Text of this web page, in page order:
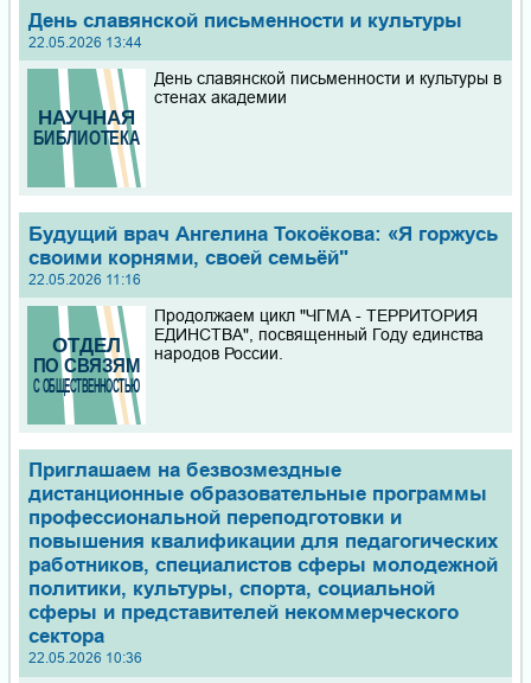
День славянской письменности и культуры
22.05.2026 13:44
День славянской письменности и культуры в
стенах академии
Будущий врач Ангелина Токоёкова: «Я горжусь
своими корнями, своей семьёй"
22.05.2026 11:16
Продолжаем цикл "ЧГМА - ТЕРРИТОРИЯ
ЕДИНСТВА", посвященный Году единства
народов России.
Приглашаем на безвозмездные
дистанционные образовательные программы
профессиональной переподготовки и
повышения квалификации для педагогических
работников, специалистов сферы молодежной
политики, культуры, спорта, социальной
сферы и представителей некоммерческого
сектора
22.05.2026 10:36